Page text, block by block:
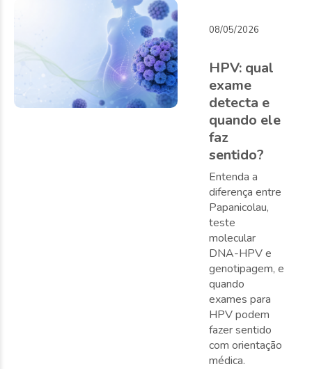
08/05/2026
HPV: qual
exame
detecta e
quando ele
faz
sentido?
Entenda a
diferença entre
Papanicolau,
teste
molecular
DNA-HPV e
genotipagem, e
quando
exames para
HPV podem
fazer sentido
com orientação
médica.